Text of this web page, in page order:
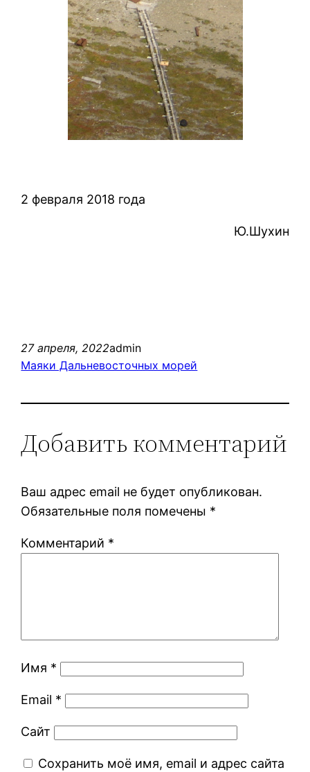
2 февраля 2018 года
Ю.Шухин
27 апреля, 2022admin
Маяки Дальневосточных морей
Добавить комментарий
Ваш адрес email не будет опубликован.
Обязательные поля помечены *
Комментарий *
Имя *
Email *
Сайт
Сохранить моё имя, email и адрес сайта